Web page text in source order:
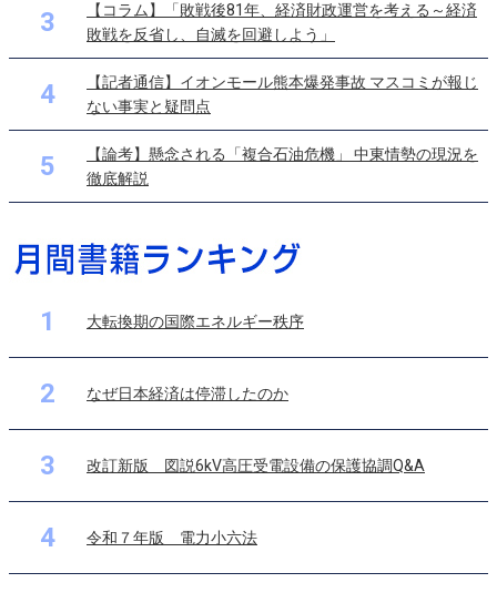
3
【コラム】「敗戦後81年、経済財政運営を考える～経済
敗戦を反省し、自滅を回避しよう」
4
【記者通信】イオンモール熊本爆発事故 マスコミが報じ
ない事実と疑問点
5
【論考】懸念される「複合石油危機」 中東情勢の現況を
徹底解説
1 大転換期の国際エネルギー秩序
2 なぜ日本経済は停滞したのか
3 改訂新版 図説6kV高圧受電設備の保護協調Q&A
4 令和７年版 電力小六法